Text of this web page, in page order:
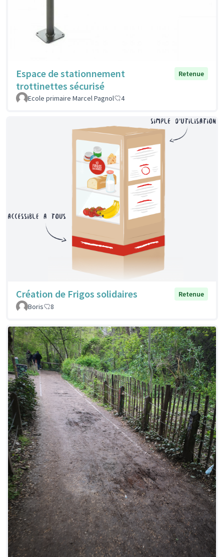
Espace de stationnement
trottinettes sécurisé
Retenue
Ecole primaire Marcel Pagnol 4
Création de Frigos solidaires
Retenue
Boris
8